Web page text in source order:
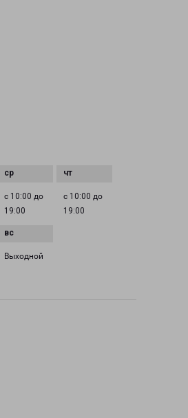
с 10:00 до
19:00
с 10:00 до
19:00
Выходной